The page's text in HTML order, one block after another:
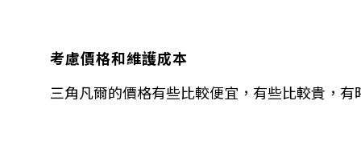
考慮價格和維護成本
三角凡爾的價格有些比較便宜，有些比較貴，